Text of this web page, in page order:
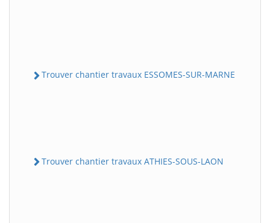
Trouver chantier travaux ESSOMES-SUR-MARNE
Trouver chantier travaux ATHIES-SOUS-LAON